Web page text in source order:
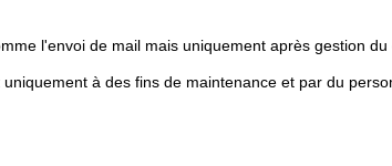
l'envoi de mail mais uniquement après gestion du
à des fins de maintenance et par du